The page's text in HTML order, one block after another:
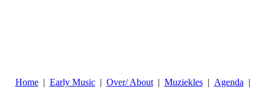
Home Early Music Over/ About Muziekles Agenda